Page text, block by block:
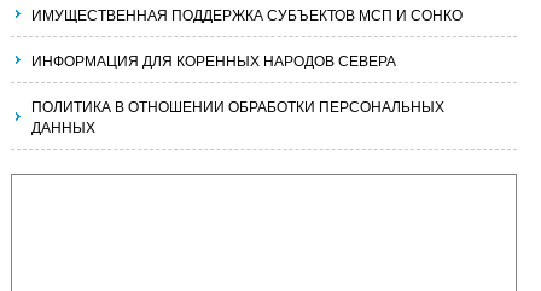
ИМУЩЕСТВЕННАЯ ПОДДЕРЖКА СУБЪЕКТОВ МСП И СОНКО
ИНФОРМАЦИЯ ДЛЯ КОРЕННЫХ НАРОДОВ СЕВЕРА
ПОЛИТИКА В ОТНОШЕНИИ ОБРАБОТКИ ПЕРСОНАЛЬНЫХ
ДАННЫХ